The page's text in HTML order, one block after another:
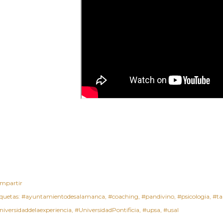
#ayuntamientodesalamanca #coaching #pandivino #psicologia
#UniversidadPontificia #upsa #usal